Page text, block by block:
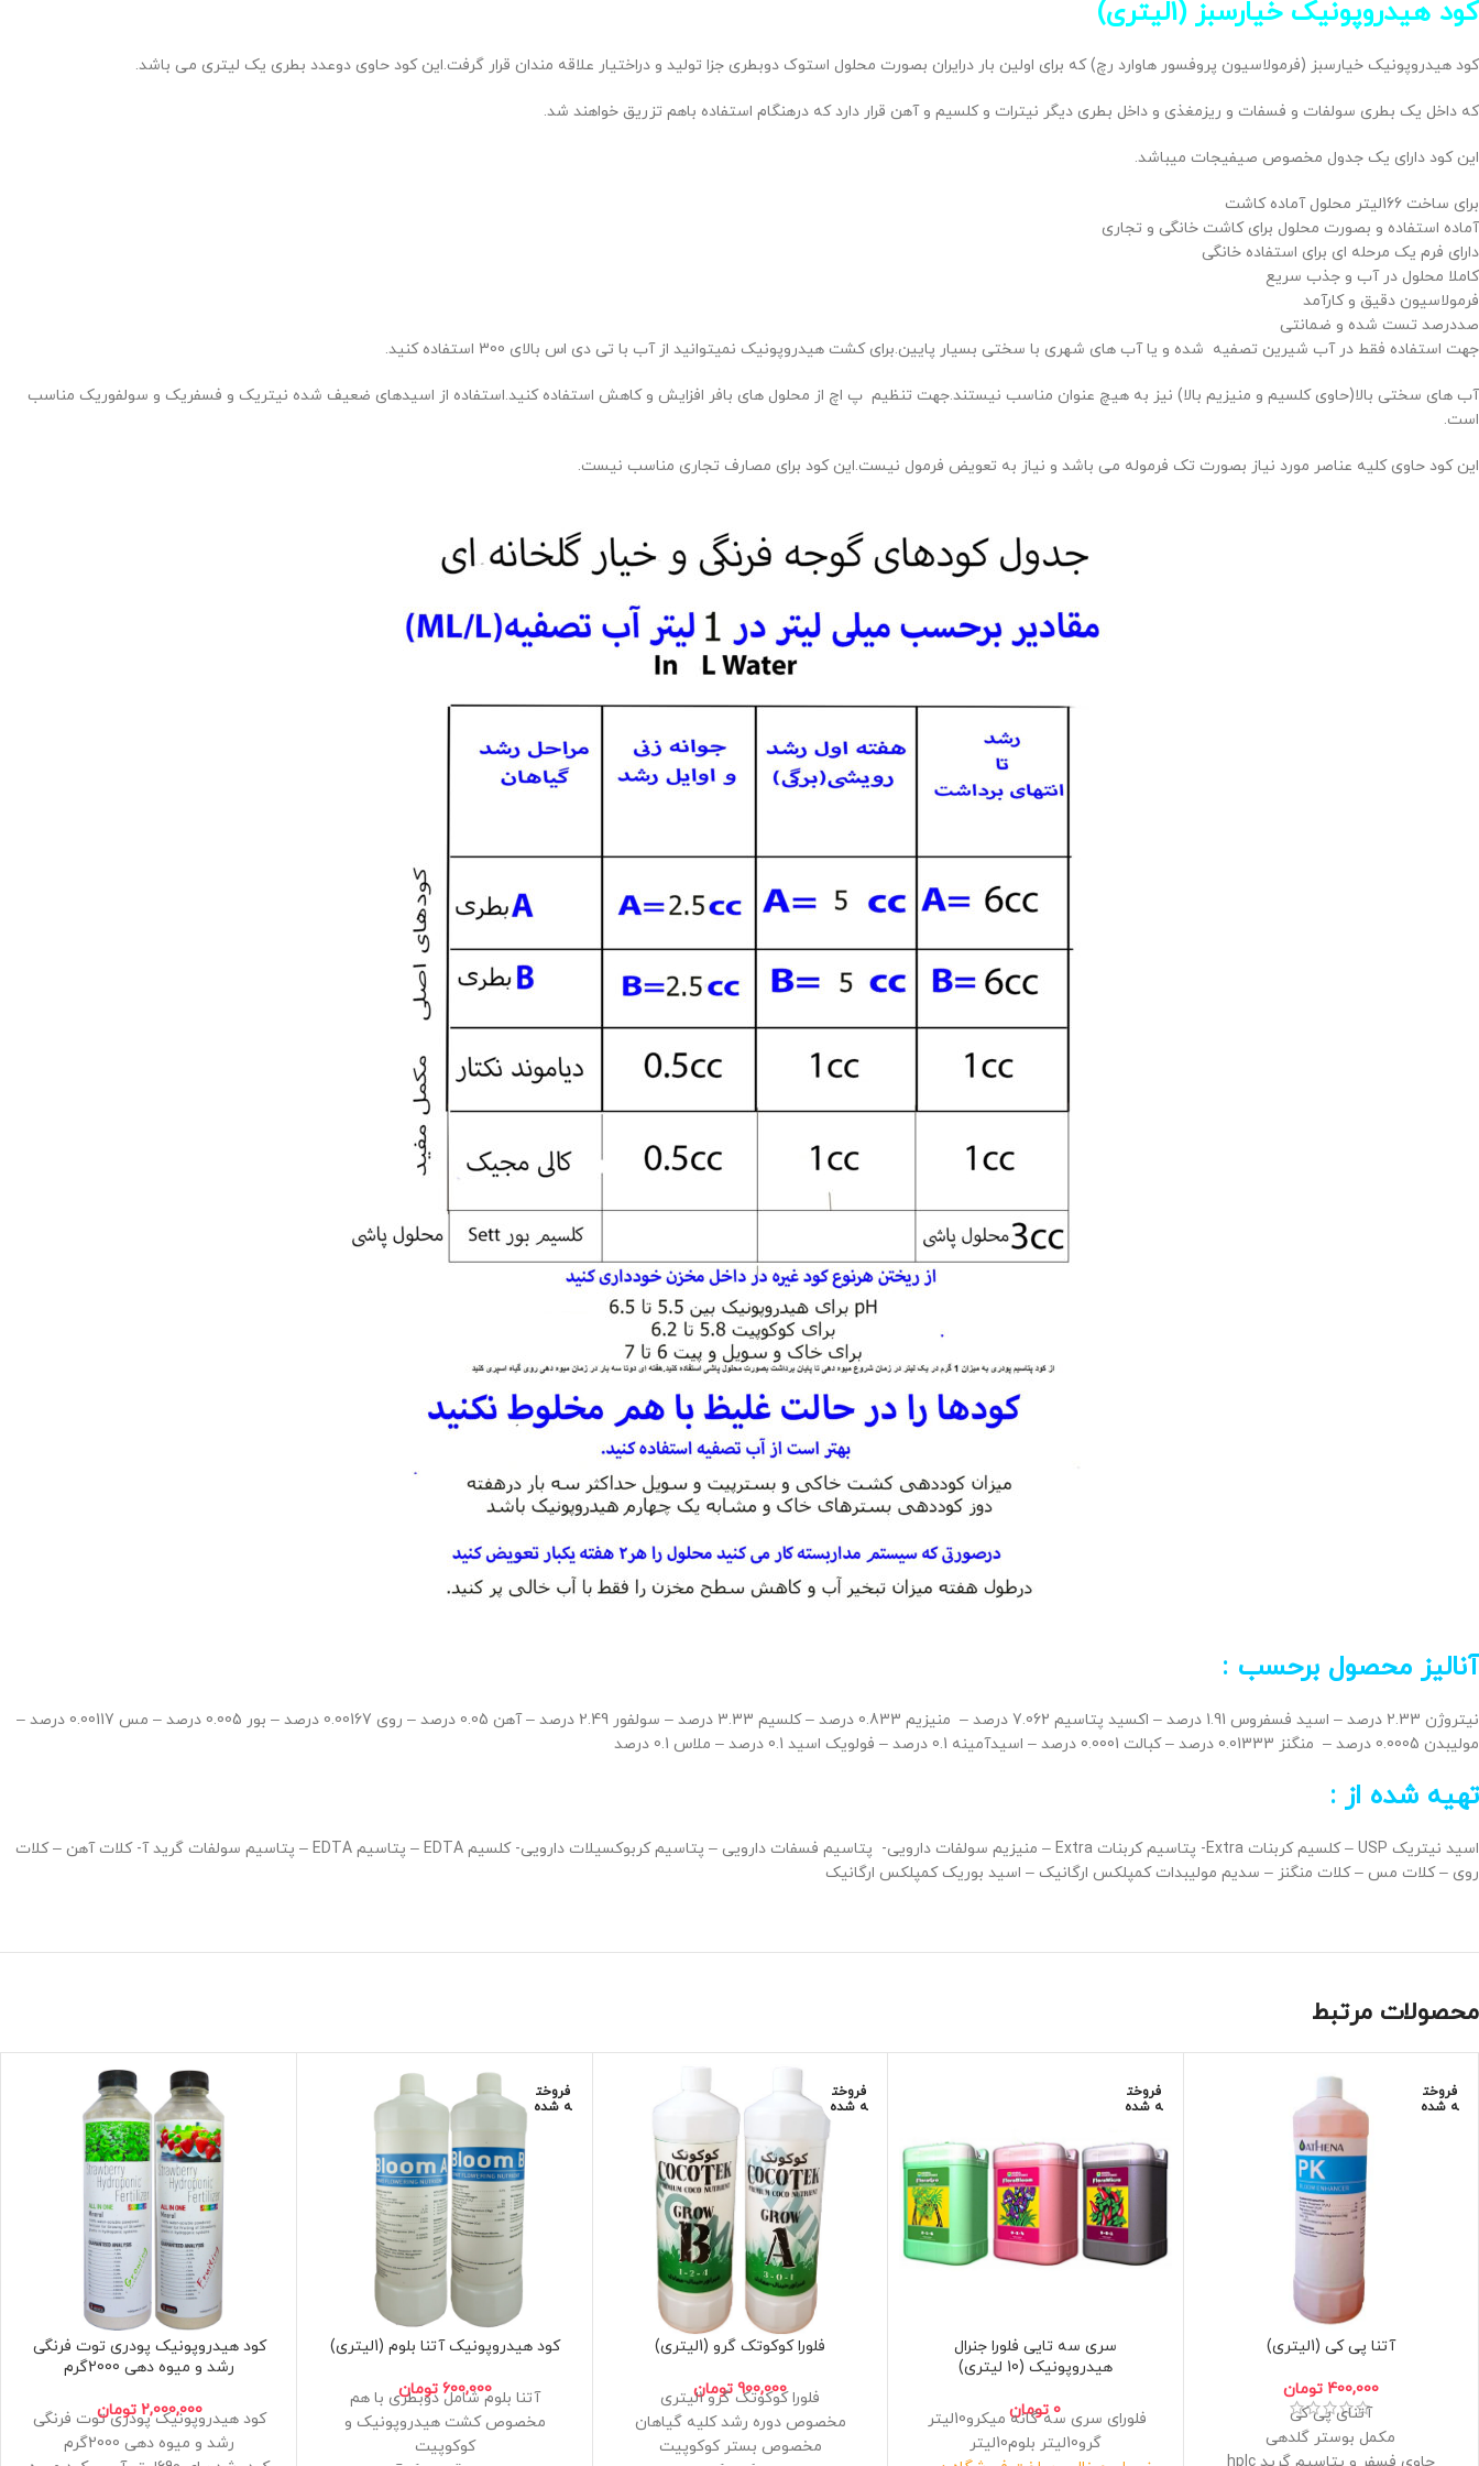
کود هیدروپونیک خیارسبز (1لیتری)
کود هیدروپونیک خیارسبز (فرمولاسیون پروفسور هاوارد رچ) که برای اولین بار درایران بصورت محلول استوک دوبطری جزا تولید و دراختیار علاقه مندان قرار گرفت.این کود حاوی دوعدد بطری یک لیتری می باشد.
که داخل یک بطری سولفات و فسفات و ریزمغذی و داخل بطری دیگر نیترات و کلسیم و آهن قرار دارد که درهنگام استفاده باهم تزریق خواهند شد.
این کود دارای یک جدول مخصوص صیفیجات میباشد.
برای ساخت 166لیتر محلول آماده کاشت
آماده استفاده و بصورت محلول برای کاشت خانگی و تجاری
دارای فرم یک مرحله ای برای استفاده خانگی
کاملا محلول در آب و جذب سریع
فرمولاسیون دقیق و کارآمد
صددرصد تست شده و ضمانتی
جهت استفاده فقط در آب شیرین تصفیه شده و یا آب های شهری با سختی بسیار پایین.برای کشت هیدروپونیک نمیتوانید از آب با تی دی اس بالای 300 استفاده کنید.
آب های سختی بالا(حاوی کلسیم و منیزیم بالا) نیز به هیچ عنوان مناسب نیستند.جهت تنظیم پ اچ از محلول های بافر افزایش و کاهش استفاده کنید.استفاده از اسیدهای ضعیف شده نیتریک و فسفریک و سولفوریک مناسب
است.
این کود حاوی کلیه عناصر مورد نیاز بصورت تک فرموله می باشد و نیاز به تعویض فرمول نیست.این کود برای مصارف تجاری مناسب نیست.
آنالیز محصول برحسب :
نیتروژن 2.33 درصد – اسید فسفروس 1.91 درصد – اکسید پتاسیم 7.062 درصد – منیزیم 0.833 درصد – کلسیم 3.33 درصد – سولفور 2.49 درصد – آهن 0.05 درصد – روی 0.00167 درصد – بور 0.005 درصد – مس 0.00117 درصد –
مولیبدن 0.0005 درصد – منگنز 0.01333 درصد – کبالت 0.0001 درصد – اسیدآمینه 0.1 درصد – فولویک اسید 0.1 درصد – ملاس 0.1 درصد
تهیه شده از :
اسید نیتریک USP – کلسیم کربنات Extra- پتاسیم کربنات Extra – منیزیم سولفات دارویی- پتاسیم فسفات دارویی – پتاسیم کربوکسیلات دارویی- کلسیم EDTA – پتاسیم EDTA – پتاسیم سولفات گرید آ- کلات آهن – کلات
روی – کلات مس – کلات منگنز – سدیم مولیبدات کمپلکس ارگانیک – اسید بوریک کمپلکس ارگانیک
محصولات مرتبط
فروخت
ه شده
آتنا پی کی (1لیتری)
400,000 تومان
آتنای پی کی
مکمل بوستر گلدهی
فروخت
ه شده
سری سه تایی فلورا جنرال
هیدروپونیک (10 لیتری)
0 تومان
فلورای سری سه گانه میکرو10لیتر
گرو10لیتر بلوم10لیتر
فروخت
ه شده
فلورا کوکوتک گرو (1لیتری)
900,000 تومان
فلورا کوکوتک گرو 1لیتری
مخصوص دوره رشد کلیه گیاهان
مخصوص بستر کوکوپیت
فروخت
ه شده
کود هیدروپونیک آتنا بلوم (1لیتری)
600,000 تومان
آتنا بلوم شامل دوبطری با هم
مخصوص کشت هیدروپونیک و
کوکوپیت
کود هیدروپونیک پودری توت فرنگی
رشد و میوه دهی 2000گرم
2,000,000 تومان
کود هیدروپونیک پودری توت فرنگی
رشد و میوه دهی 2000گرم